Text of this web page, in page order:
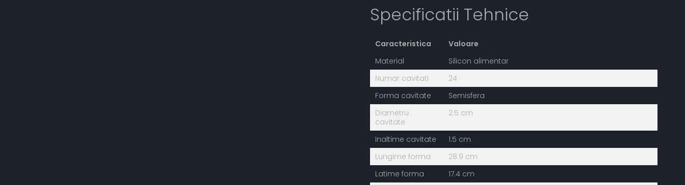
Specificatii Tehnice
Caracteristica
Valoare
Material
Silicon alimentar
Numar cavitati
24
Forma cavitate
Semisfera
Diametru
cavitate
2.5 cm
Inaltime cavitate
1.5 cm
Lungime forma
28.9 cm
Latime forma
17.4 cm